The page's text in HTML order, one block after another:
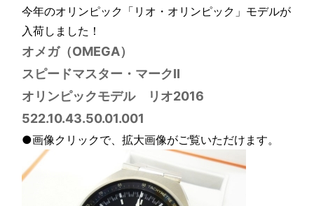
今年のオリンピック「リオ・オリンピック」モデルが
入荷しました！
オメガ（OMEGA）
スピードマスター・マークⅡ
オリンピックモデル リオ2016
522.10.43.50.01.001
●画像クリックで、拡大画像がご覧いただけます。